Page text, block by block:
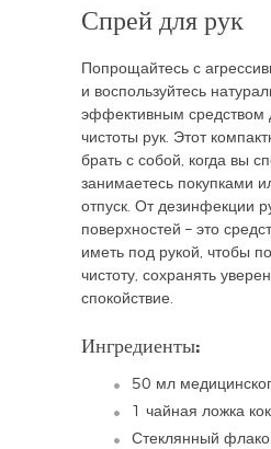
Спрей для рук
Попрощайтесь с
и воспользуйтесь
эффективным средством
чистоты рук. Этот
брать с собой, когда вы
занимаетесь покупками
отпуск. От дезинфекции
поверхностей – это
иметь под рукой, чтобы
чистоту, сохранять
спокойствие.
Ингредиенты:
50 мл
1 чайная ложка
Стеклянный